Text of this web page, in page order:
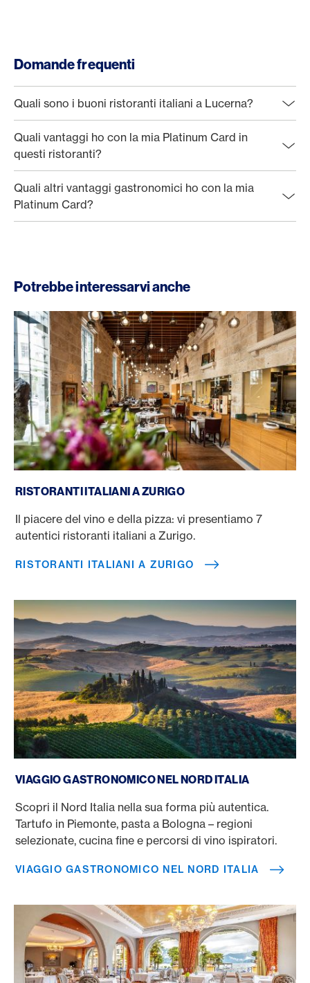
Domande frequenti
Quali sono i buoni ristoranti italiani a Lucerna?
Quali vantaggi ho con la mia Platinum Card in
questi ristoranti?
Quali altri vantaggi gastronomici ho con la mia
Platinum Card?
Potrebbe interessarvi anche
RISTORANTI ITALIANI A ZURIGO
Il piacere del vino e della pizza: vi presentiamo 7
autentici ristoranti italiani a Zurigo.
RISTORANTI ITALIANI A ZURIGO
VIAGGIO GASTRONOMICO NEL NORD ITALIA
Scopri il Nord Italia nella sua forma più autentica.
Tartufo in Piemonte, pasta a Bologna – regioni
selezionate, cucina fine e percorsi di vino ispiratori.
VIAGGIO GASTRONOMICO NEL NORD ITALIA